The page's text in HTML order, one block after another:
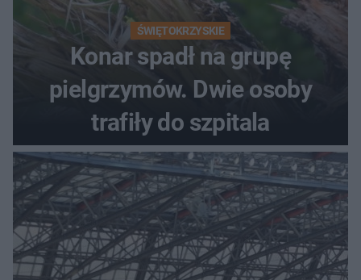
ŚWIĘTOKRZYSKIE
Konar spadł na grupę
pielgrzymów. Dwie osoby
trafiły do szpitala